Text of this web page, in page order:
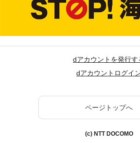
dアカウントを発行す
dアカウントログイ
ページトップへ
(c) NTT DOCOMO